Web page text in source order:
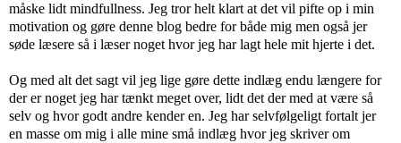
måske lidt mindfullness. Jeg tror helt klart at det vil pifte op i min
motivation og gøre denne blog bedre for både mig men også jer
søde læsere så i læser noget hvor jeg har lagt hele mit hjerte i det.
Og med alt det sagt vil jeg lige gøre dette indlæg endu længere for
der er noget jeg har tænkt meget over, lidt det der med at være så
selv og hvor godt andre kender en. Jeg har selvfølgeligt fortalt jer
en masse om mig i alle mine små indlæg hvor jeg skriver om